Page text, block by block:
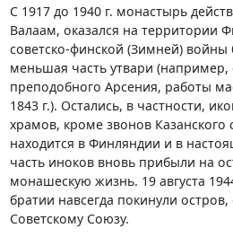
С 1917 до 1940 г. монастырь
Валаам, оказался на территории
советско-финской (Зимней) войны
меньшая часть утвари (например,
преподобного Арсения, работы
1843 г.). Остались, в частности,
храмов, кроме звонов Казанского
находится в Финляндии и в
часть иноков вновь прибыли на
монашескую жизнь. 19 августа
братии навсегда покинули
Советскому Союзу.